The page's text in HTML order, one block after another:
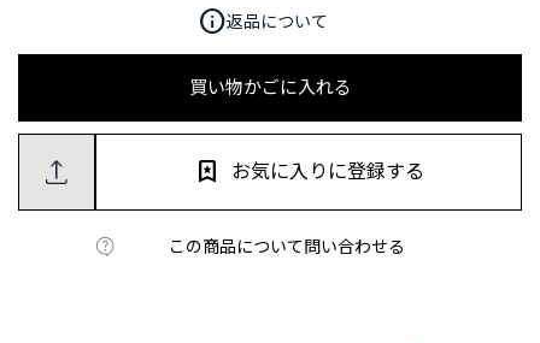
買い物かごに入れる
この商品について問い合わせる
お気に入りに登録する
info返品について